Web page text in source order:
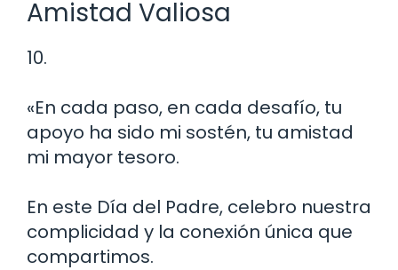
Amistad Valiosa
10.
«En cada paso, en cada desafío, tu
apoyo ha sido mi sostén, tu amistad
mi mayor tesoro.
En este Día del Padre, celebro nuestra
complicidad y la conexión única que
compartimos.